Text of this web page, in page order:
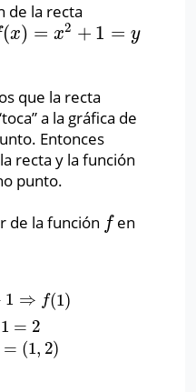
de la recta
(x) = x2 + 1 = y
x)=x 2+ 1=y
que la recta
a la gráfica de
Entonces
recta y la función
punto.
de la función f
f en
1 ⇒ f(1)
1 = 2
= (1, 2)
= 2⇒( xo,yo